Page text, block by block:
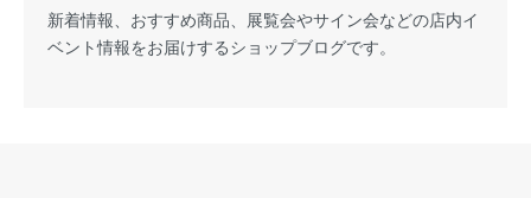
新着情報、おすすめ商品、展覧会やサイン会などの店内イ
ベント情報をお届けするショップブログです。